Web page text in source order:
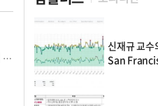
의약단체들이 한시적 비대면 진료 허용 과정에서 야기된 전문약 불법광고 등 관련법 위반혐의에 대한 고발을 연이어 제기하고 있다. 일선 개원의들도 비대면진료에 대한 설문조사 결과 70% 이상이 부정적 견해를 ...
신재규 교
San